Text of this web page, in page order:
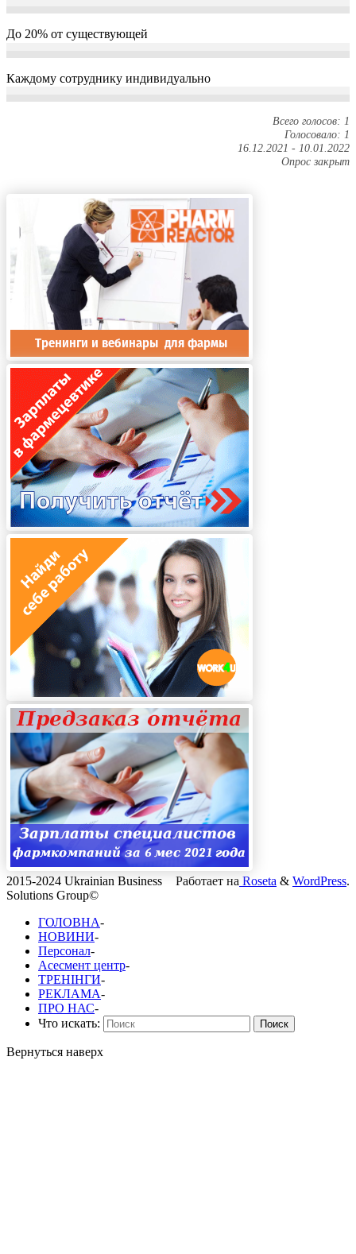
До 20% от существующей
Каждому сотруднику индивидуально
Всего голосов: 1
Голосовало: 1
16.12.2021 - 10.01.2022
Опрос закрыт
Работает на Roseta & WordPress.
2015-2024 Ukrainian Business
Solutions Group©
ГОЛОВНА-
НОВИНИ-
Персонал-
Асесмент центр-
ТРЕНІНГИ-
РЕКЛАМА-
ПРО НАС-
Что искать:
Поиск
Вернуться наверх